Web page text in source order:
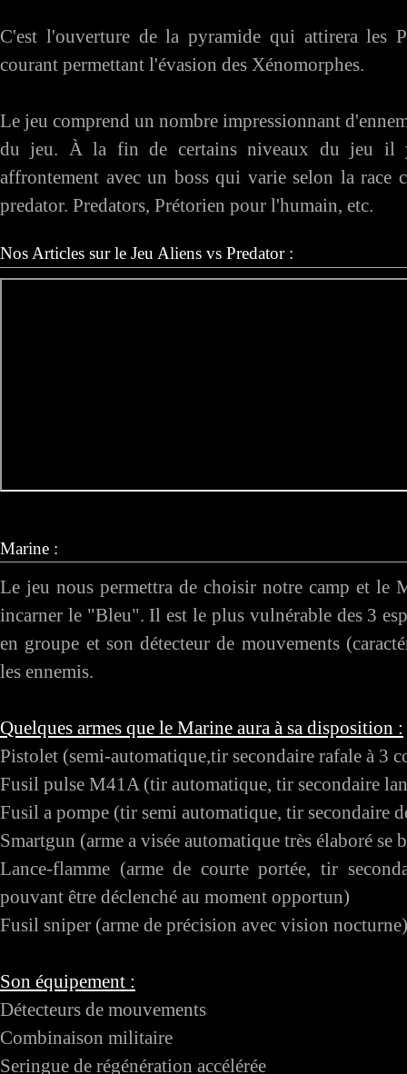
C'est l'ouverture de la pyramide qui attirera les
courant permettant l'évasion des Xénomorphes.
Le jeu comprend un nombre impressionnant
du jeu. À la fin de certains niveaux du jeu il
affrontement avec un boss qui varie selon la race
predator. Predators, Prétorien pour l'humain, etc.
Nos Articles sur le Jeu Aliens vs Predator :
Marine :
Le jeu nous permettra de choisir notre camp et le
incarner le "Bleu". Il est le plus vulnérable des 3
en groupe et son détecteur de mouvements
les ennemis.
Quelques armes que le Marine aura à sa disposition :
Pistolet (semi-automatique,tir secondaire rafale à 3
Fusil pulse M41A (tir automatique, tir secondaire
Fusil a pompe (tir semi automatique, tir secondaire
Smartgun (arme a visée automatique très élaboré se
Lance-flamme (arme de courte portée, tir
pouvant être déclenché au moment opportun)
Fusil sniper (arme de précision avec vision nocturne)
Son équipement :
Détecteurs de mouvements
Combinaison militaire
Seringue de régénération accélérée